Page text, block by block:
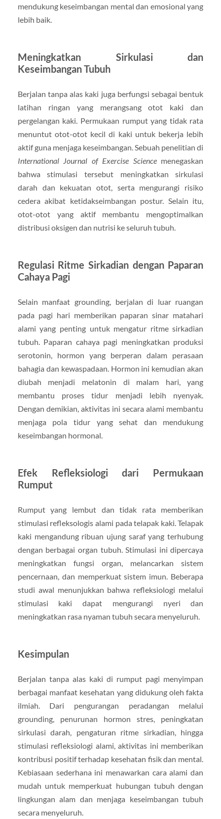
mendukung keseimbangan mental dan emosional yang
lebih baik.
Meningkatkan Sirkulasi dan
Keseimbangan Tubuh
Berjalan tanpa alas kaki juga berfungsi sebagai bentuk
latihan ringan yang merangsang otot kaki dan
pergelangan kaki. Permukaan rumput yang tidak rata
menuntut otot-otot kecil di kaki untuk bekerja lebih
aktif guna menjaga keseimbangan. Sebuah penelitian di
International Journal of Exercise Sciencemenegaskan
bahwa stimulasi tersebut meningkatkan sirkulasi
darah dan kekuatan otot, serta mengurangi risiko
cedera akibat ketidakseimbangan postur. Selain itu,
otot-otot yang aktif membantu mengoptimalkan
distribusi oksigen dan nutrisi ke seluruh tubuh.
Regulasi Ritme Sirkadian dengan Paparan
Cahaya Pagi
Selain manfaat grounding, berjalan di luar ruangan
pada pagi hari memberikan paparan sinar matahari
alami yang penting untuk mengatur ritme sirkadian
tubuh. Paparan cahaya pagi meningkatkan produksi
serotonin, hormon yang berperan dalam perasaan
bahagia dan kewaspadaan. Hormon ini kemudian akan
diubah menjadi melatonin di malam hari, yang
membantu proses tidur menjadi lebih nyenyak.
Dengan demikian, aktivitas ini secara alami membantu
menjaga pola tidur yang sehat dan mendukung
keseimbangan hormonal.
Efek Refleksiologi dari Permukaan
Rumput
Rumput yang lembut dan tidak rata memberikan
stimulasi refleksologis alami pada telapak kaki. Telapak
kaki mengandung ribuan ujung saraf yang terhubung
dengan berbagai organ tubuh. Stimulasi ini dipercaya
meningkatkan fungsi organ, melancarkan sistem
pencernaan, dan memperkuat sistem imun. Beberapa
studi awal menunjukkan bahwa refleksiologi melalui
stimulasi kaki dapat mengurangi nyeri dan
meningkatkan rasa nyaman tubuh secara menyeluruh.
Kesimpulan
Berjalan tanpa alas kaki di rumput pagi menyimpan
berbagai manfaat kesehatan yang didukung oleh fakta
ilmiah. Dari pengurangan peradangan melalui
grounding, penurunan hormon stres, peningkatan
sirkulasi darah, pengaturan ritme sirkadian, hingga
stimulasi refleksiologi alami, aktivitas ini memberikan
kontribusi positif terhadap kesehatan fisik dan mental.
Kebiasaan sederhana ini menawarkan cara alami dan
mudah untuk memperkuat hubungan tubuh dengan
lingkungan alam dan menjaga keseimbangan tubuh
secara menyeluruh.